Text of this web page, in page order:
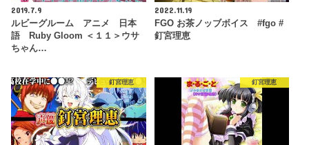
2019.7.9
ルビーグルーム アニメ 日本
語 Ruby Gloom ＜１１＞ウサ
ちゃん…
2022.11.19
FGO お茶ノッブボイス #fgo #
釘宮理恵
釘宮理恵 釘宮理恵